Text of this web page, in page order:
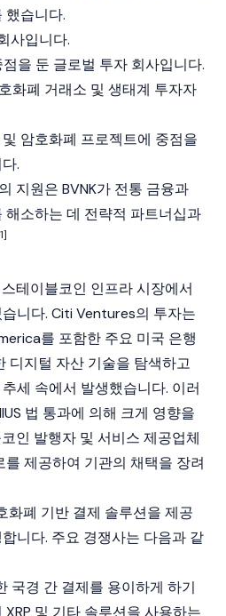
했습니다.
사입니다.
을 둔 글로벌 투자 회사입니다.
화폐 거래소 및 생태계 투자자
및 암호화폐 프로젝트에 중점을
.
지원은 BVNK가 전통 금융과
해소하는 데 전략적 파트너십과
스테이블코인 인프라 시장에서
니다. Citi Ventures의 투자는
를 포함한 주요 미국 은행
디지털 자산 기술을 탐색하고
세 속에서 발생했습니다. 이러
법 통과에 의해 크게 영향을
인 발행자 및 서비스 제공업체
제공하여 기관의 채택을 장려
화폐 기반 결제 솔루션을 제공
니다. 주요 경쟁사는 다음과 같
국경 간 결제를 용이하게 하기
XRP 및 기타 솔루션을 사용하는